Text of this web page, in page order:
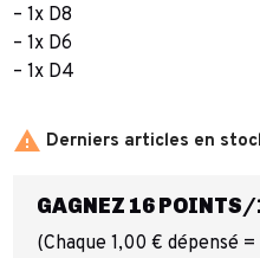
– 1x D8
– 1x D6
– 1x D4
 Derniers articles en
GAGNEZ 16
(Chaque 1,00 € dépensé